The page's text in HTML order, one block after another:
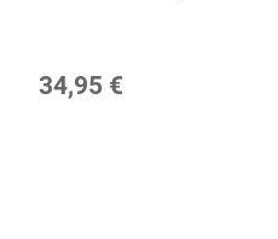
34,95 €